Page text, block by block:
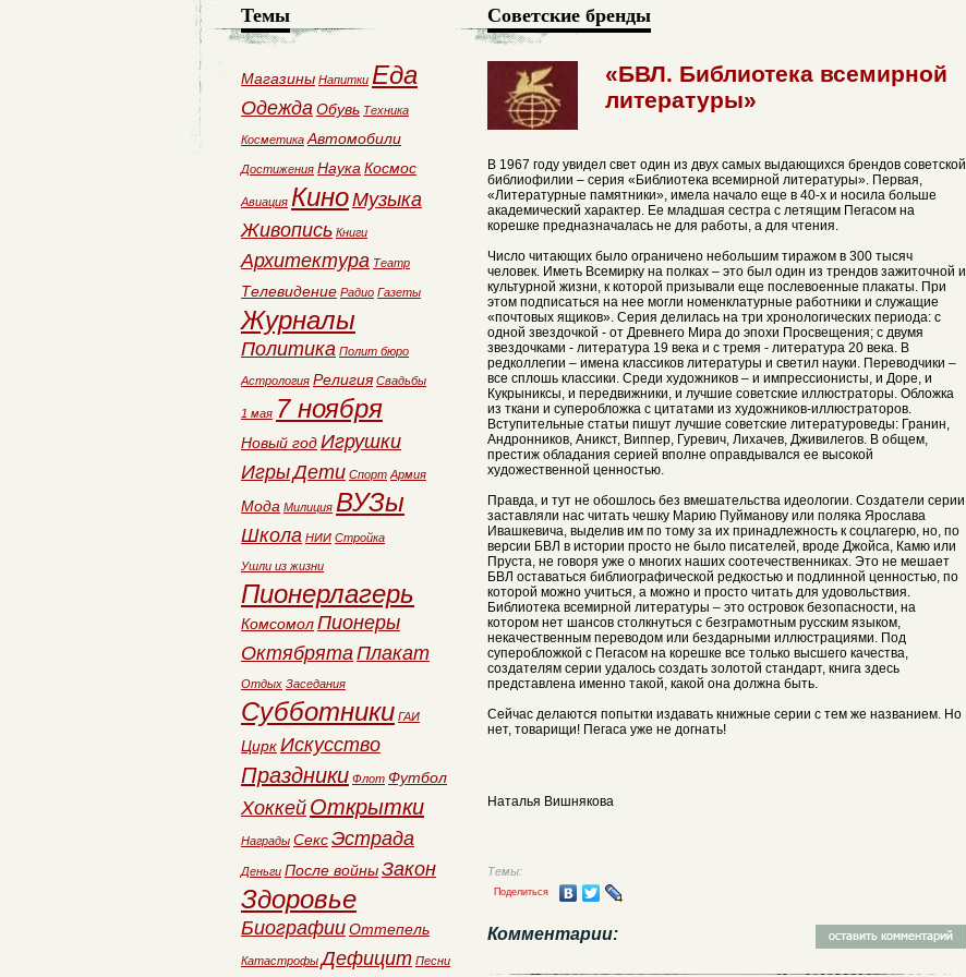
Советские бренды
«БВЛ. Библиотека всемирной
литературы»
В 1967 году увидел свет один из двух самых выдающихся брендов советской
библиофилии – серия «Библиотека всемирной литературы». Первая,
«Литературные памятники», имела начало еще в 40-х и носила больше
академический характер. Ее младшая сестра с летящим Пегасом на
корешке предназначалась не для работы, а для чтения.
Число читающих было ограничено небольшим тиражом в 300 тысяч
человек. Иметь Всемирку на полках – это был один из трендов зажиточной и
культурной жизни, к которой призывали еще послевоенные плакаты. При
этом подписаться на нее могли номенклатурные работники и служащие
«почтовых ящиков». Серия делилась на три хронологических периода: с
одной звездочкой - от Древнего Мира до эпохи Просвещения; с двумя
звездочками - литература 19 века и с тремя - литература 20 века. В
редколлегии – имена классиков литературы и светил науки. Переводчики –
все сплошь классики. Среди художников – и импрессионисты, и Доре, и
Кукрыниксы, и передвижники, и лучшие советские иллюстраторы. Обложка
из ткани и суперобложка с цитатами из художников-иллюстраторов.
Вступительные статьи пишут лучшие советские литературоведы: Гранин,
Андронников, Аникст, Виппер, Гуревич, Лихачев, Дживилегов. В общем,
престиж обладания серией вполне оправдывался ее высокой
художественной ценностью.
Правда, и тут не обошлось без вмешательства идеологии. Создатели серии
заставляли нас читать чешку Марию Пуйманову или поляка Ярослава
Ивашкевича, выделив им по тому за их принадлежность к соцлагерю, но, по
версии БВЛ в истории просто не было писателей, вроде Джойса, Камю или
Пруста, не говоря уже о многих наших соотечественниках. Это не мешает
БВЛ оставаться библиографической редкостью и подлинной ценностью, по
которой можно учиться, а можно и просто читать для удовольствия.
Библиотека всемирной литературы – это островок безопасности, на
котором нет шансов столкнуться с безграмотным русским языком,
некачественным переводом или бездарными иллюстрациями. Под
суперобложкой с Пегасом на корешке все только высшего качества,
создателям серии удалось создать золотой стандарт, книга здесь
представлена именно такой, какой она должна быть.
Сейчас делаются попытки издавать книжные серии с тем же названием. Но
нет, товарищи! Пегаса уже не догнать!
Наталья Вишнякова
Темы:
Поделиться
Комментарии:
Темы
Магазины Напитки Еда
ОдеждаОбувь Техника
Косметика Автомобили
Достижения Наука Космос
Авиация КиноМузыка
Живопись Книги
Архитектура Театр
Телевидение Радио Газеты
Журналы
Политика Полит бюро
Астрология Религия Свадьбы
1 мая 7 ноября
Новый годИгрушки
ИгрыДети Спорт Армия
Мода Милиция ВУЗы
Школа НИИ Стройка
Ушли из жизни
Пионерлагерь
КомсомолПионеры
ОктябрятаПлакат
Отдых Заседания
Субботники ГАИ
ЦиркИскусство
Праздники Флот Футбол
Хоккей Открытки
Награды СексЭстрада
Деньги После войныЗакон
Здоровье
БиографииОттепель
Катастрофы Дефицит Песни